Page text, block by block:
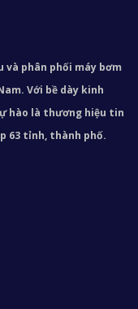
và phân phối máy bơm
Với bề dày kinh
hào là thương hiệu tin
63 tỉnh, thành phố.